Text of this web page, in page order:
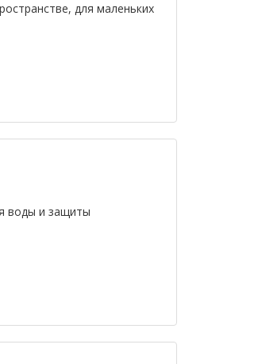
для маленьких
воды и защиты